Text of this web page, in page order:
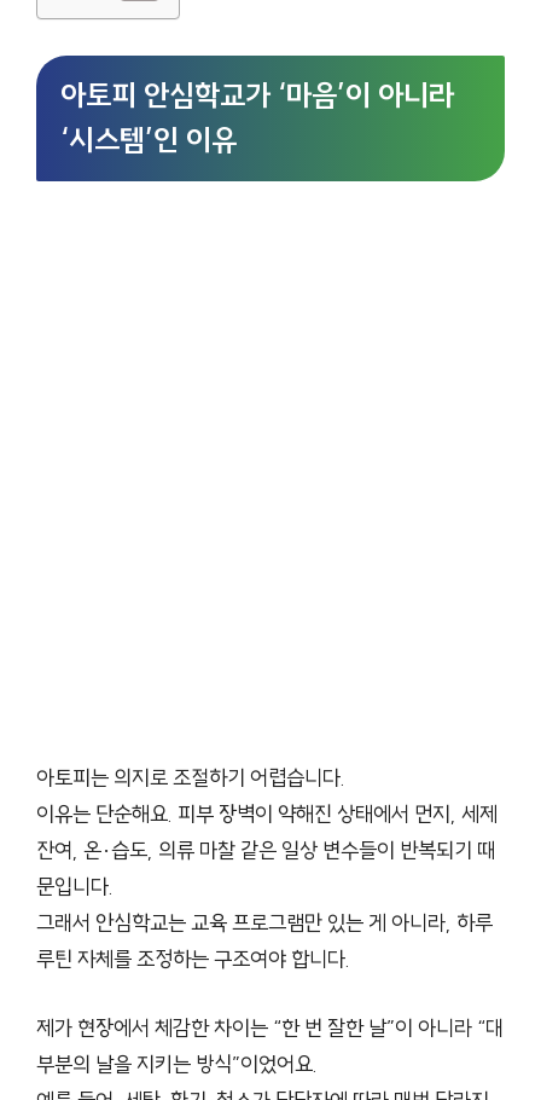
아토피 안심학교가 ‘마음’이 아니라
‘시스템’인 이유
아토피는 의지로 조절하기 어렵습니다.
이유는 단순해요. 피부 장벽이 약해진 상태에서 먼지, 세제
잔여, 온·습도, 의류 마찰 같은 일상 변수들이 반복되기 때
문입니다.
그래서 안심학교는 교육 프로그램만 있는 게 아니라, 하루
루틴 자체를 조정하는 구조여야 합니다.
제가 현장에서 체감한 차이는 “한 번 잘한 날”이 아니라 “대
부분의 날을 지키는 방식”이었어요.